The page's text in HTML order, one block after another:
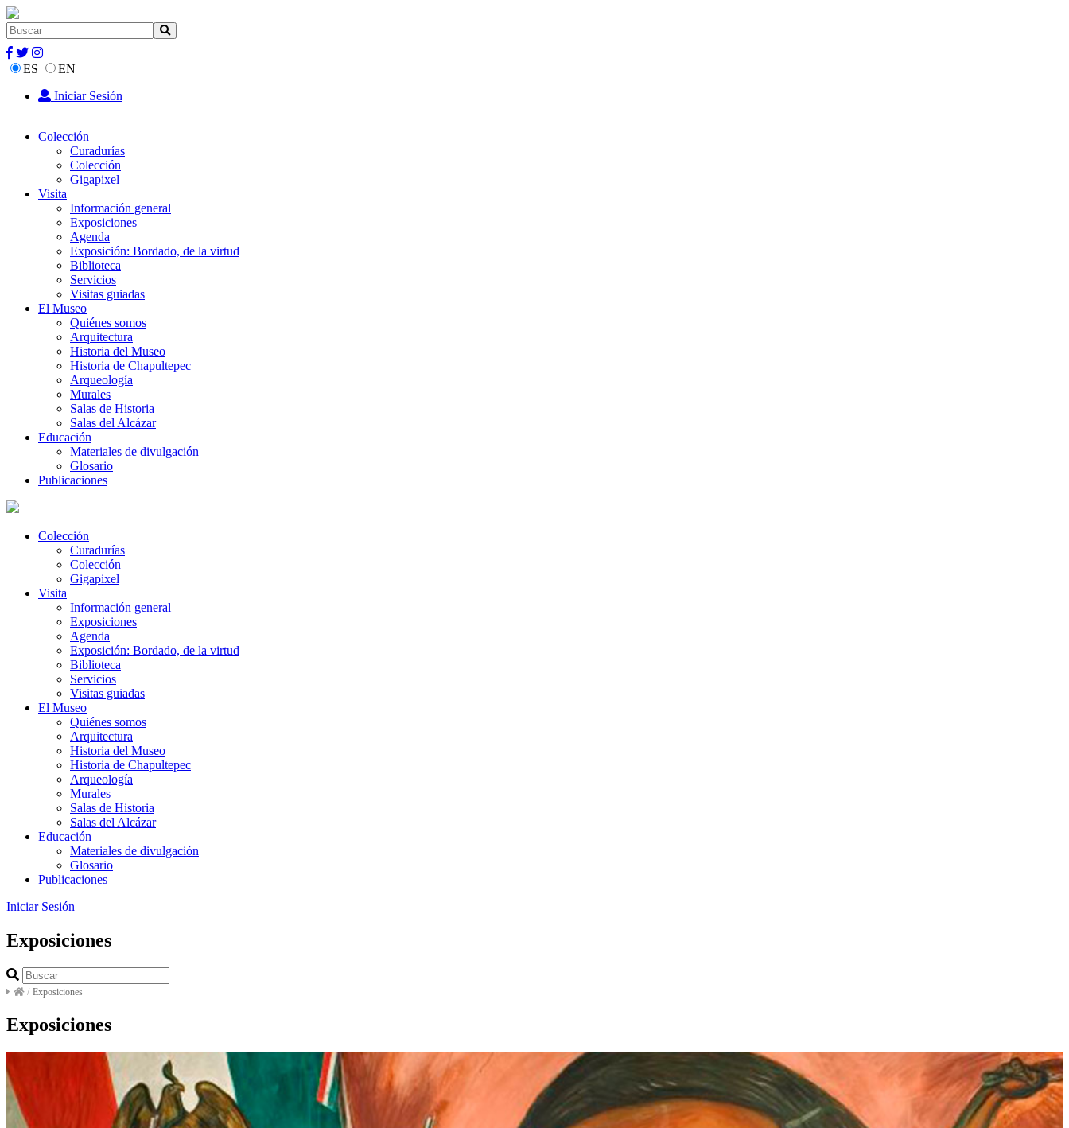
ES
EN
Iniciar Sesión
Colección
Curadurías
Colección
Gigapixel
Visita
Información general
Exposiciones
Agenda
Exposición: Bordado, de la virtud
Biblioteca
Servicios
Visitas guiadas
El Museo
Quiénes somos
Arquitectura
Historia del Museo
Historia de Chapultepec
Arqueología
Murales
Salas de Historia
Salas del Alcázar
Educación
Materiales de divulgación
Glosario
Publicaciones
Colección
Curadurías
Colección
Gigapixel
Visita
Información general
Exposiciones
Agenda
Exposición: Bordado, de la virtud
Biblioteca
Servicios
Visitas guiadas
El Museo
Quiénes somos
Arquitectura
Historia del Museo
Historia de Chapultepec
Arqueología
Murales
Salas de Historia
Salas del Alcázar
Educación
Materiales de divulgación
Glosario
Publicaciones
Iniciar Sesión
Exposiciones
/ Exposiciones
Exposiciones